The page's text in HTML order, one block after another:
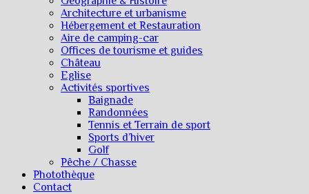
Architecture et urbanisme
Hébergement et Restauration
Aire de camping-car
Offices de tourisme et guides
Château
Eglise
Activités sportives
Baignade
Randonnées
Tennis et Terrain de sport
Sports d’hiver
Golf
Pêche / Chasse
Photothèque
Contact